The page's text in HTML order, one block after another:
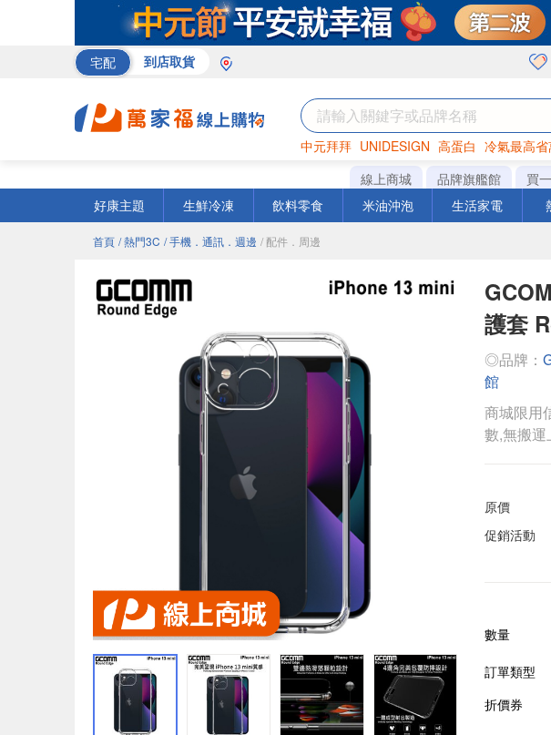
宅配 到店取貨
中元拜拜 UNIDESIGN 高蛋白 冷氣最高
罐頭 咖啡 海苔
線上商城 品牌旗艦館 買
好康主題
生鮮冷凍 飲料零食 米油沖泡 生活家電
首頁 / 熱門3C / 手機．通訊．週邊 / 配件．周邊
護套
◎品牌：
館
商城限用
數,無搬
原價
促銷活動
數量
訂單類型
折價券